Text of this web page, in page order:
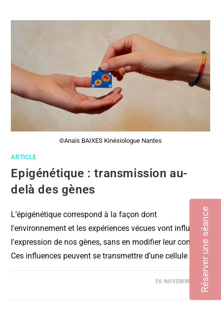
©Anaïs BAIXES Kinésiologue Nantes
ARTICLE
Epigénétique : transmission au-
delà des gènes
L’épigénétique correspond à la façon dont
l'environnement et les expériences vécues vont influencer
l'expression de nos gènes, sans en modifier leur contenu.
Ces influences peuvent se transmettre d’une cellule à…
26 NOVEMBRE 2020
Réserver une séance